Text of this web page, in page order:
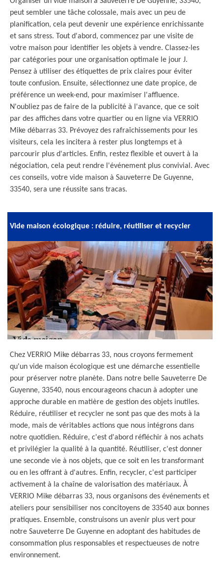
peut sembler une tâche colossale, mais avec un peu de
planification, cela peut devenir une expérience enrichissante
et sans stress. Tout d'abord, commencez par une visite de
votre maison pour identifier les objets à vendre. Classez-les
par catégories pour une organisation optimale le jour J.
Pensez à utiliser des étiquettes de prix claires pour éviter
toute confusion. Ensuite, sélectionnez une date propice, de
préférence un week-end, pour maximiser l'affluence.
N'oubliez pas de faire de la publicité à l'avance, que ce soit
par des affiches dans votre quartier ou en ligne via VERRIO
Mike débarras 33. Prévoyez des rafraîchissements pour les
visiteurs, cela les incitera à rester plus longtemps et à
parcourir plus d'articles. Enfin, restez flexible et ouvert à la
négociation, cela peut rendre l'événement plus convivial. Avec
ces conseils, votre vide maison à Sauveterre De Guyenne,
33540, sera une réussite sans tracas.
Vide maison écologique : réduire, réutiliser et recycler
Chez VERRIO Mike débarras 33, nous croyons fermement
qu'un vide maison écologique est une démarche essentielle
pour préserver notre planète. Dans notre belle Sauveterre De
Guyenne, 33540, nous encourageons chacun à adopter une
approche durable en matière de gestion des objets inutiles.
Réduire, réutiliser et recycler ne sont pas que des mots à la
mode, mais de véritables actions que nous intégrons dans
notre quotidien. Réduire, c'est d'abord réfléchir à nos achats
et privilégier la qualité à la quantité. Réutiliser, c'est donner
une seconde vie à nos objets, que ce soit en les transformant
ou en les offrant à d'autres. Enfin, recycler, c'est participer
activement à la chaîne de valorisation des matériaux. À
VERRIO Mike débarras 33, nous organisons des événements et
ateliers pour sensibiliser nos concitoyens de 33540 aux bonnes
pratiques. Ensemble, construisons un avenir plus vert pour
notre Sauveterre De Guyenne en adoptant des habitudes de
consommation plus responsables et respectueuses de notre
environnement.